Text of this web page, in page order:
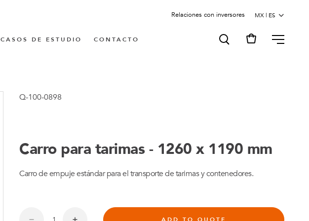
Relaciones con inversores
CASOS DE ESTUDIO CONTACTO MENU
Q-100-0898
Carro para tarimas - 1260 x 1190 mm
Carro de empuje estándar para el transporte de tarimas y contenedores.